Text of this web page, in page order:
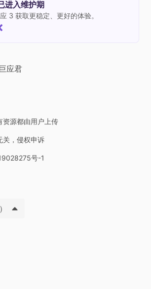
进入维护期
3 获取更稳定、更好的体验。
应君
资源都由用户上传
关，侵权申诉
号-1